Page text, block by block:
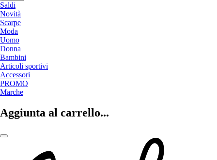
Saldi
Novità
Scarpe
Moda
Uomo
Donna
Bambini
Articoli sportivi
Accessori
PROMO
Marche
Aggiunta al carrello...